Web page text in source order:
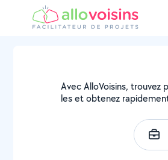
Avec AlloVoisins,
les et obtenez